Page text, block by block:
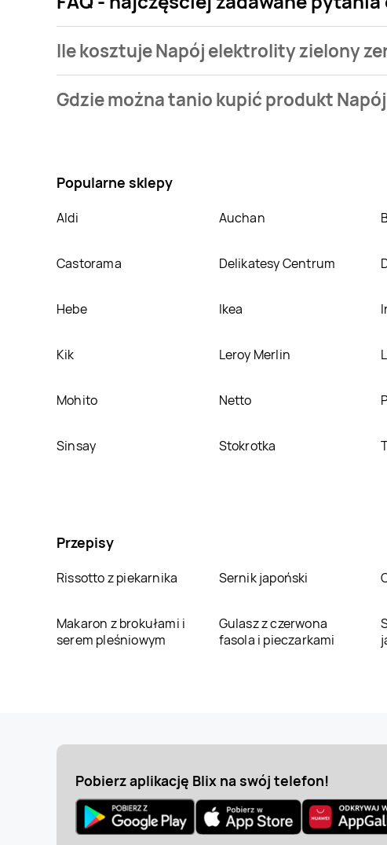
Ile kosztuje Napój elektrolity zielony
elektrolity zielony zero Dr witt kosztuje od 2,99 zł do 4 zł.
Gdzie można tanio kupić produkt
Popularne sklepy
Aldi Auchan
Castorama Delikatesy Centrum
Hebe Ikea
Kik Leroy Merlin
Mohito Netto
Sinsay Stokrotka
Przepisy
Rissotto z piekarnika Sernik japoński
Makaron z brokułami i
serem pleśniowym
Gulasz z czerwona
fasola i pieczarkami
Pobierz aplikację Blix na swój telefon!